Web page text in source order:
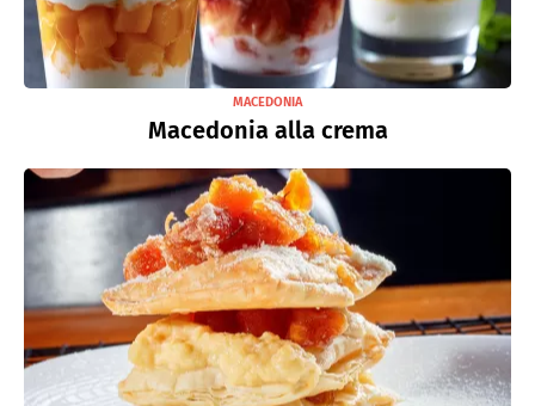
MACEDONIA
Macedonia alla crema